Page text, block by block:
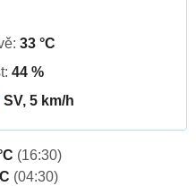
33 °C
44 %
SV, 5 km/h
(16:30)
(04:30)